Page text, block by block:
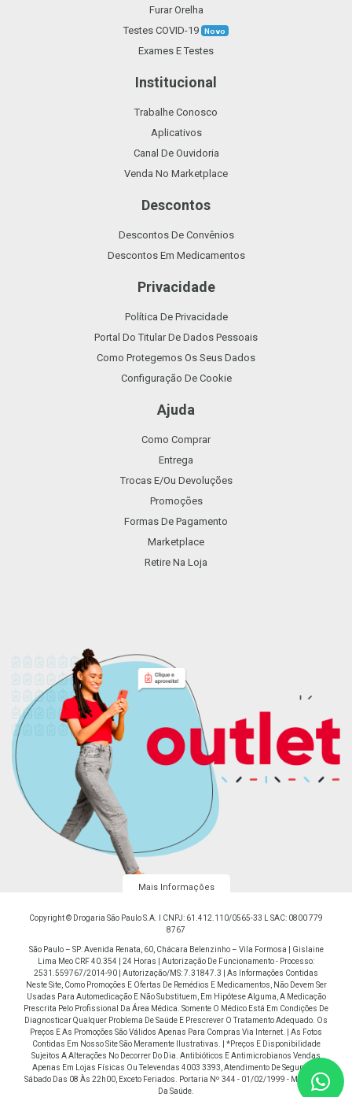
Furar Orelha
Testes COVID-19 Novo
Exames E Testes
Institucional
Trabalhe Conosco
Aplicativos
Canal De Ouvidoria
Venda No Marketplace
Descontos
Descontos De Convênios
Descontos Em Medicamentos
Privacidade
Política De Privacidade
Portal Do Titular De Dados Pessoais
Como Protegemos Os Seus Dados
Configuração De Cookie
Ajuda
Como Comprar
Entrega
Trocas E/ou Devoluções
Promoções
Formas De Pagamento
Marketplace
Retire Na Loja
Mais Informações
Copyright © Drogaria São Paulo S.A. I CNPJ: 61.412.110/0565-33 L SAC: 0800 779
8767
São Paulo – SP: Avenida Renata, 60, Chácara Belenzinho – Vila Formosa | Gislaine
Lima Meo CRF 40.354 | 24 Horas | Autorização De Funcionamento - Processo:
2531.559767/2014-90 | Autorização/MS: 7.31847.3 | As Informações Contidas
Neste Site, Como Promoções E Ofertas De Remédios E Medicamentos, Não Devem Ser
Usadas Para Automedicação E Não Substituem, Em Hipótese Alguma, A Medicação
Prescrita Pelo Profissional Da Área Médica. Somente O Médico Está Em Condições De
Diagnosticar Qualquer Problema De Saúde E Prescrever O Tratamento Adequado. Os
Preços E As Promoções São Válidos Apenas Para Compras Via Internet. | As Fotos
Contidas Em Nosso Site São Meramente Ilustrativas. | *Preços E Disponibilidade
Sujeitos A Alterações No Decorrer Do Dia. Antibióticos E Antimicrobianos Vendas
Apenas Em Lojas Físicas Ou Televendas 4003 3393, Atendimento De Segunda À
Sábado Das 08 Às 22h00, Exceto Feriados. Portaria Nº 344 - 01/02/1999 - Ministério
Da Saúde.